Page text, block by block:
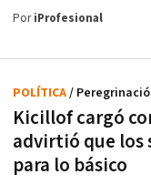
PoriProfesional
Kicillof cargó
advirtió que los
para lo básico
POLÍTICA/